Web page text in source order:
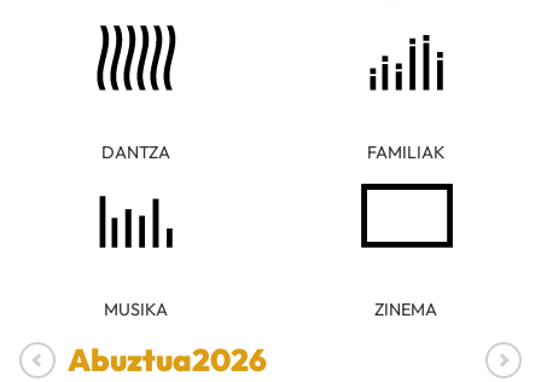
DANTZA FAMILIAK
MUSIKA ZINEMA
Abuztua2026